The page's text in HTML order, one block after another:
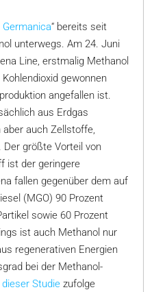
“ bereits seit
unterwegs. Am 24. Juni
Line, erstmalig Methanol
gewonnen
angefallen ist.
aus Erdgas
auch Zellstoffe,
Der größte Vorteil von
ist der geringere
fallen gegenüber dem auf
(MGO) 90 Prozent
sowie 60 Prozent
ist auch Methanol nur
regenerativen Energien
bei der Methanol-
dieser Studie zufolge